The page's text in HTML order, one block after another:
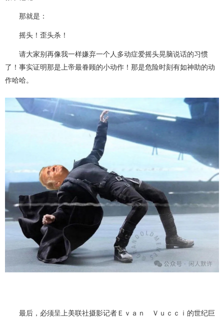
那就是：
摇头！歪头杀！
请大家别再像我一样嫌弃一个人多动症爱摇头晃脑说话的习惯
了！事实证明那是上帝最眷顾的小动作！那是危险时刻有如神助的动
作哈哈。
最后，必须呈上美联社摄影记者Ｅｖａｎ Ｖｕｃｃｉ的世纪巨